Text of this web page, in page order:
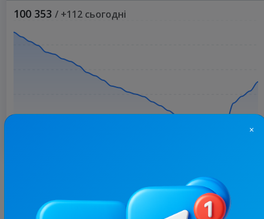
100 353 / +112 сьогодні
×